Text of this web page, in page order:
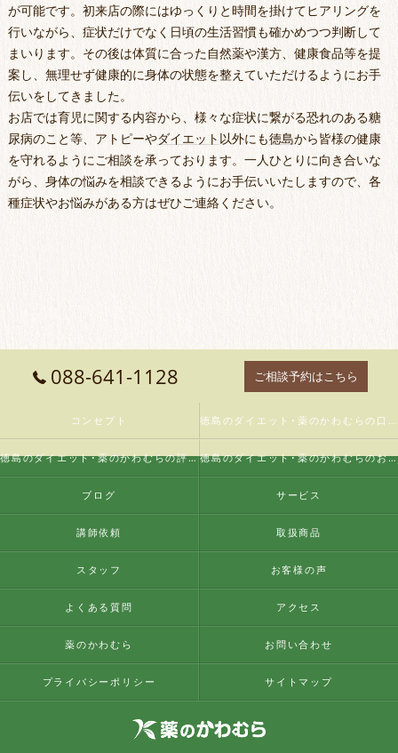
が可能です。初来店の際にはゆっくりと時間を掛けてヒアリングを
行いながら、症状だけでなく日頃の生活習慣も確かめつつ判断して
まいります。その後は体質に合った自然薬や漢方、健康食品等を提
案し、無理せず健康的に身体の状態を整えていただけるようにお手
伝いをしてきました。
お店では育児に関する内容から、様々な症状に繋がる恐れのある糖
尿病のこと等、アトピーやダイエット 以外にも徳島から皆様の健康
を守れるようにご相談を承っております。一人ひとりに向き合いな
がら、身体の悩みを相談できるようにお手伝いいたしますので、各
種症状やお悩みがある方はぜひご連絡ください。
088-641-1128 ご相談予約はこちら
コンセプト 徳島のダイエット･薬のかわむらの口コミ情報
徳島のダイエット･薬のかわむらの評判 徳島のダイエット･薬のかわむらのお客様の声
ブログ サービス
講師依頼 取扱商品
スタッフ お客様の声
よくある質問 アクセス
薬のかわむら お問い合わせ
プライバシーポリシー サイトマップ